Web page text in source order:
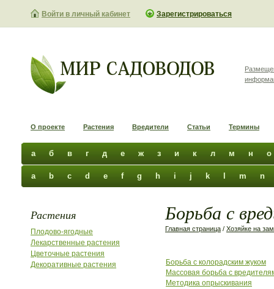
Войти в личный кабинет Зарегистрироваться
О проекте Растения Вредители Статьи Термины
а б в г д е ж з и к л м н о
a b c d e f g h i j k m n
Растения
Плодово-ягодные
Лекарственные растения
Цветочные растения
Декоративные растения
Борьба с
Главная страница / Хозяйке на
Борьба с колорадским жуком
Массовая борьба с
Методика опрыскивания